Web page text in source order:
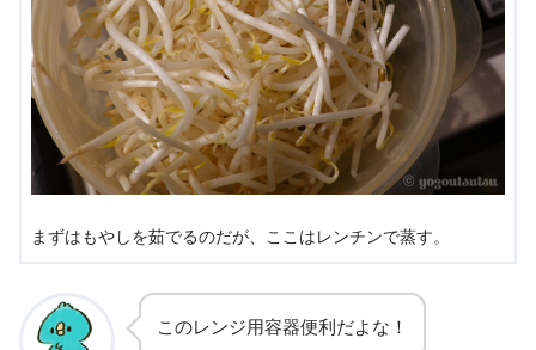
まずはもやしを茹でるのだが、ここはレンチンで蒸す。
このレンジ用容器便利だよな！